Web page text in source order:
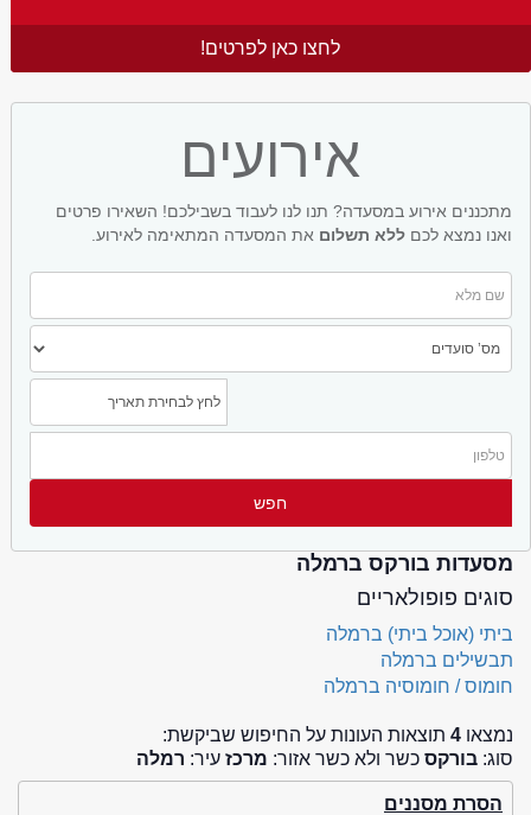
לחצו כאן לפרטים!
אירועים
מתכננים אירוע במסעדה? תנו לנו לעבוד בשבילכם! השאירו פרטים
ואנו נמצא לכם ללא תשלום את המסעדה המתאימה לאירוע.
מסעדות בורקס ברמלה
סוגים פופולאריים
ביתי (אוכל ביתי) ברמלה
תבשילים ברמלה
חומוס / חומוסיה ברמלה
נמצאו 4 תוצאות העונות על החיפוש שביקשת:
סוג: בורקס כשר ולא כשר אזור: מרכז עיר: רמלה
הסרת מסננים